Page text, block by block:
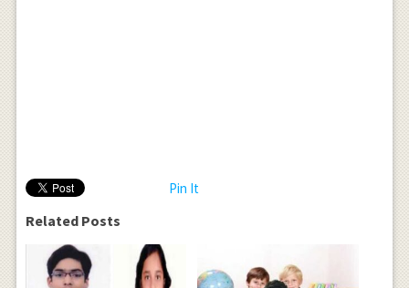
Pin It
Related Posts